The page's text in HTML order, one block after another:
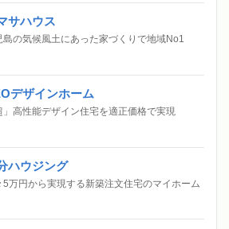
サハウス
島の気候風土にあった家づくりで地域No1
デザインホーム
」高性能デザイン住宅を適正価格で実現
ハウジング
5万円から実現する新築注文住宅のマイホーム